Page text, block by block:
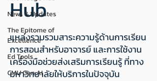
News & Updates
The Epitome of
Excellence
Ed Tools
CMU Gen AI
Hub
แหล่งรวบรวมสาระความรู้ด้านการเรียน
การสอนสำหรับอาจารย์ และการใช้งาน
เครื่องมือช่วยส่งเสริมการเรียนรู้ ที่ทาง
มหาวิทยาลัยให้บริการในปัจจุบัน